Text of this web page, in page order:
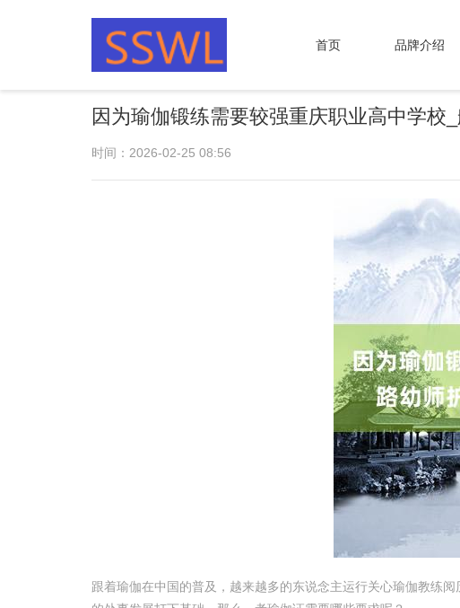
首页 品牌介绍
因为瑜伽锻练需要较强重庆职业高中学校
时间：2026-02-25 08:56
跟着瑜伽在中国的普及，越来越多的东说念主运行关心瑜伽教练